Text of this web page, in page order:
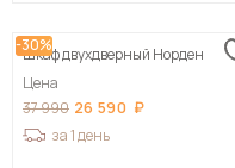
-30%
Шкаф двухдверный Норден
Цена
37 990 26 590
за 1 день